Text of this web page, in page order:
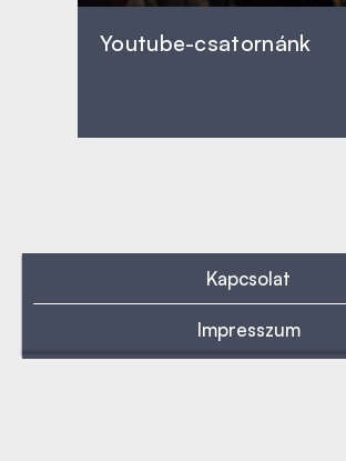
Youtube-csatornánk
Kapcsolat
Impresszum